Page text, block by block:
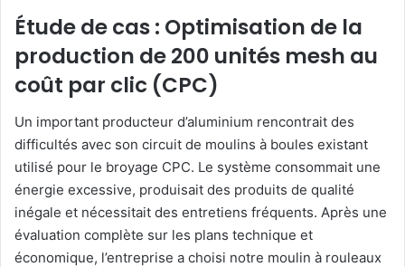
Étude de cas : Optimisation de la
production de 200 unités mesh au
coût par clic (CPC)
Un important producteur d’aluminium rencontrait des
difficultés avec son circuit de moulins à boules existant
utilisé pour le broyage CPC. Le système consommait une
énergie excessive, produisait des produits de qualité
inégale et nécessitait des entretiens fréquents. Après une
évaluation complète sur les plans technique et
économique, l’entreprise a choisi notre moulin à rouleaux